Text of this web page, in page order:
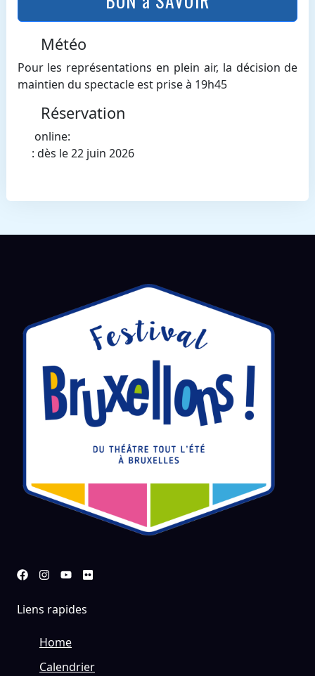
Météo
Pour les représentations en plein air, la décision de
maintien du spectacle est prise à 19h45
Réservation
online:
: dès le 22 juin 2026
Liens rapides
Home
Calendrier